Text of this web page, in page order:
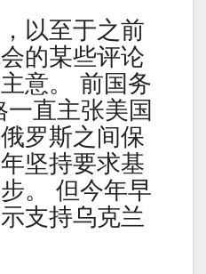
以至于之前
的某些评论
意。 前国务
一直主张美国
罗斯之间保
坚持要求基
。 但今年早
支持乌克兰